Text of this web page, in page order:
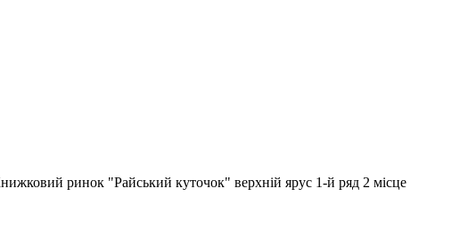
ринок "Райський куточок" верхній ярус 1-й ряд 2 місце